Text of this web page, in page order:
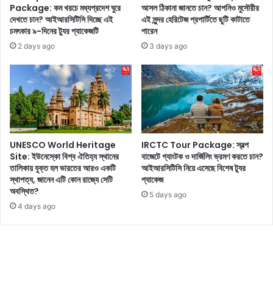
'
কি
আ
প
ন
কে
গ্রা
স
ক
র
ছে
?
সা
থে
সো
জ
প
রে
মা
র্জি
ত
সা
জ
নী
আ
ম্বা
Package: কম খরচে মধ্যপ্রদেশ ঘুরে
দেখতে চান? আইআরসিটিসি দিচ্ছে এই
চমৎকার ৯-দিনের ট্যুর প্যাকেজটি
2 days ago
আসল ঠিকানা জানতে চান? আপনিও মুসৌরীর
এই সুন্দর হেরিটেজ প্রপার্টিতে ছুটি কাটাতে
পারেন
3 days ago
UNESCO World Heritage
Site: ইউনেস্কো বিশ্ব ঐতিহ্য স্থানের
তালিকায় যুক্ত হল ভারতের আরও একটি
স্থাপত্য, জানেন এটি কোন রাজ্যে সেটি
অবস্থিত?
4 days ago
IRCTC Tour Package: স্বল্প
বাজেটে গ্যাংটক ও দার্জিলিং ভ্রমণ করতে চান?
আইআরসিটিসি নিয়ে এসেছে বিশেষ ট্যুর
প্যাকেজ
5 days ago